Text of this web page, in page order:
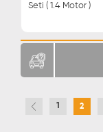
Seti ( 1.4 Motor )
1 2